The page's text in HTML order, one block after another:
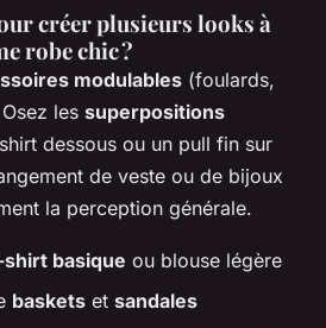
créer plusieurs looks à
robe chic ?
modulables (foulards,
les superpositions
dessous ou un pull fin sur
de veste ou de bijoux
la perception générale.
basique ou blouse légère
baskets et sandales